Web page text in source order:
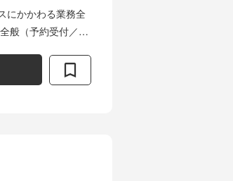
にかかわる業務全